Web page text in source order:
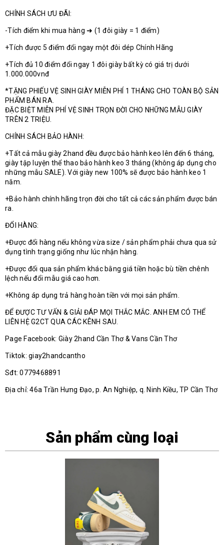
CHÍNH SÁCH ƯU ĐÃI:
-Tích điểm khi mua hàng ➜ (1 đôi giày = 1 điểm)
+Tích được 5 điểm đổi ngay một đôi dép Chính Hãng
+Tích đủ 10 điểm đổi ngay 1 đôi giày bất kỳ có giá trị dưới
1.000.000vnđ
*TẶNG PHIẾU VỆ SINH GIÀY MIỄN PHÍ 1 THÁNG CHO TOÀN BỘ SẢN
PHẨM BÁN RA.
ĐẶC BIỆT MIỄN PHÍ VỆ SINH TRỌN ĐỜI CHO NHỮNG MẪU GIÀY
TRÊN 2 TRIỆU.
CHÍNH SÁCH BẢO HÀNH:
+Tất cả mẫu giày 2hand đều được bảo hành keo lên đến 6 tháng,
giày tập luyện thể thao bảo hành keo 3 tháng (không áp dụng cho
những mẫu SALE). Với giày new 100% sẽ được bảo hành keo 1
năm.
+Bảo hành chính hãng trọn đời cho tất cả các sản phẩm được bán
ra.
ĐỔI HÀNG:
+Được đổi hàng nếu không vừa size / sản phẩm phải chưa qua sử
dụng tình trạng giống như lúc nhận hàng.
+Được đổi qua sản phẩm khác bằng giá tiền hoặc bù tiền chênh
lệch nếu đổi mẫu giá cao hơn.
+Không áp dụng trả hàng hoàn tiền với mọi sản phẩm.
ĐỂ ĐƯỢC TƯ VẤN & GIẢI ĐÁP MỌI THẮC MẮC. ANH EM CÓ THỂ
LIÊN HỆ G2CT QUA CÁC KÊNH SAU.
Page Facebook: Giày 2hand Cần Thơ & Vans Cần Thơ
Tiktok: giay2handcantho
Sđt: 0779468891
Địa chỉ: 46a Trần Hưng Đạo, p. An Nghiệp, q. Ninh Kiều, TP Cần Thơ
Sản phẩm cùng loại